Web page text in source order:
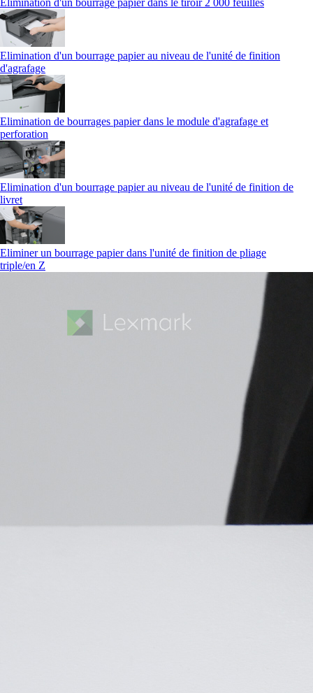
Elimination d'un bourrage papier dans le tiroir 2 000 feuilles
Elimination d'un bourrage papier au niveau de l'unité de finition
d'agrafage
Elimination de bourrages papier dans le module d'agrafage et
perforation
Elimination d'un bourrage papier au niveau de l'unité de finition de
livret
Eliminer un bourrage papier dans l'unité de finition de pliage
triple/en Z